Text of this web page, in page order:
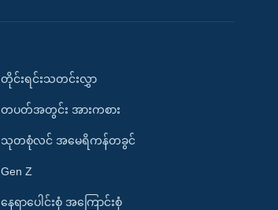
တိုင်းရင်းသတင်းလွှာ
တပတ်အတွင်း အားကစား
သုတစုံလင် အမေရိကန်တခွင်
Gen Z
နေရာပေါင်းစုံ အကြောင်းစုံ